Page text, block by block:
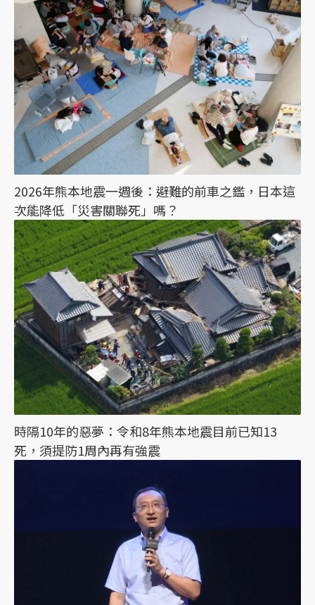
2026年熊本地震一週後：避難的前車之鑑，日本這
次能降低「災害關聯死」嗎？
時隔10年的惡夢：令和8年熊本地震目前已知13
死，須提防1周內再有強震